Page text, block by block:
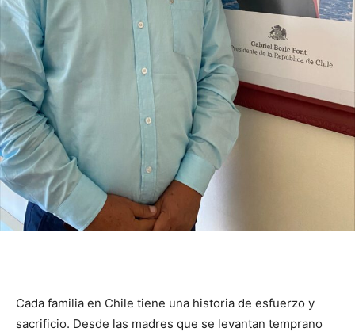
Cada familia en Chile tiene una historia de esfuerzo y
sacrificio. Desde las madres que se levantan temprano